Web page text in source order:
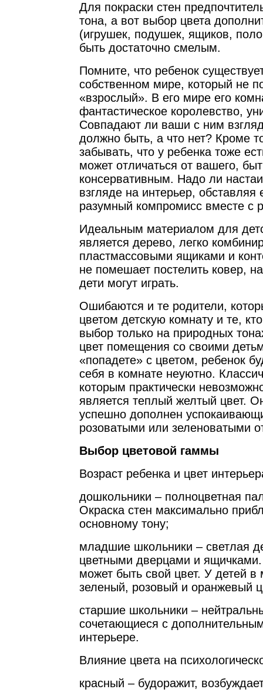
Для покраски стен
тона, а вот выбор цвета
(игрушек, подушек, ящиков,
быть достаточно смелым.
Помните, что ребенок
собственном мире, который не
«взрослый». В его мире его
фантастическое королевство,
Совпадают ли ваши с ним
должно быть, а что нет? Кроме
забывать, что у ребенка тоже
может отличаться от вашего,
консервативным. Надо ли
взгляде на интерьер,
разумный компромисс вместе с
Идеальным материалом для
является дерево, легко
пластмассовыми ящиками и
не помешает постелить ковер,
дети могут играть.
Ошибаются и те родители,
цветом детскую комнату и те,
выбор только на природных
цвет помещения со своими
«попадете» с цветом, ребенок
себя в комнате неуютно.
которым практически
является теплый желтый цвет.
успешно дополнен
розоватыми или зеленоватыми
Выбор цветовой гаммы
Возраст ребенка и цвет
дошкольники – полноцветная
Окраска стен максимально
основному тону;
младшие школьники – светлая
цветными дверцами и
может быть свой цвет. У детей
зеленый, розовый и оранжевый
старшие школьники –
сочетающиеся с
интерьере.
Влияние цвета на
красный – будоражит,